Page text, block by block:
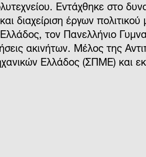
Εντάχθηκε στο
διαχείριση έργων
τον Πανελλήνιο
ακινήτων. Μέλος της
Ελλάδος (ΣΠΜΕ) και